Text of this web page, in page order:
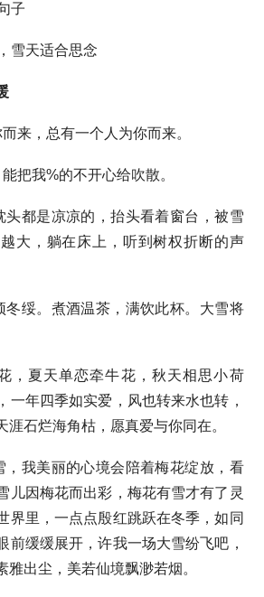
子
雪天适合思念
来，总有一个人为你而来。
把我%的不开心给吹散。
头都是凉凉的，抬头看着窗台，被雪
大，躺在床上，听到树权折断的声
冬绥。煮酒温茶，满饮此杯。大雪将
，夏天单恋牵牛花，秋天相思小荷
一年四季如实爱，风也转来水也转，
涯石烂海角枯，愿真爱与你同在。
，我美丽的心境会陪着梅花绽放，看
儿因梅花而出彩，梅花有雪才有了灵
界里，一点点殷红跳跃在冬季，如同
前缓缓展开，许我一场大雪纷飞吧，
雅出尘，美若仙境飘渺若烟。